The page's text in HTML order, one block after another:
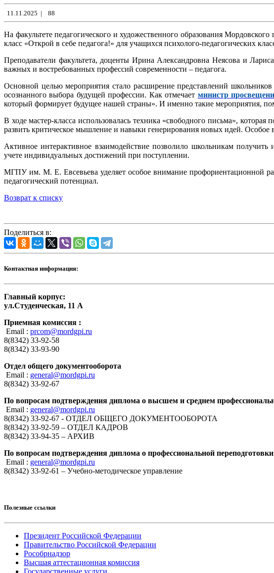
11.11.2025 | 88
На факультете педагогического и художественного образования
класс «Открой в себе педагога!» для учащихся психолого-педагогических
Преподаватели факультета, доценты Ирина Александровна Неясова и
важных и востребованных профессий современности – педагога.
Основной целью мероприятия стало расширение представлений
осознанного выбора будущей профессии. Как отмечает министр
который формирует будущее нашей страны». И именно такие мероприятия,
В ходе мастер-класса использовалась техника «свободного письма»,
развить критическое мышление и навыки генерирования новых идей.
Активное интерактивное взаимодействие позволило школьникам
учете индивидуальных достижений при поступлении.
МГПУ им. М. Е. Евсевьева уделяет особое внимание профориентационной
педагогический потенциал.
Возврат к списку
Поделиться в:
Контактная информация:
Главный корпус:
ул.Студенческая, 11 А
Приемная комиссия :
Email : prcom@mordgpi.ru
8(8342) 33-92-58
8(8342) 33-93-90
Отдел общего документооборота
Email : general@mordgpi.ru
8(8342) 33-92-67
По вопросам подтверждения диплома о высшем и среднем
Email : general@mordgpi.ru
8(8342) 33-92-67 - ОТДЕЛ ОБЩЕГО ДОКУМЕНТООБОРОТА
8(8342) 33-92-59 – ОТДЕЛ КАДРОВ
8(8342) 33-94-35 – АРХИВ
По вопросам подтверждения диплома о профессиональной переподготовки
Email : general@mordgpi.ru
8(8342) 33-92-61 – Учебно-методическое управление
Полезные ссылки
Президент Российской Федерации
Правительство Российской Федерации
Рособрнадзор
Высшая аттестационная комиссия
Государственные услуги